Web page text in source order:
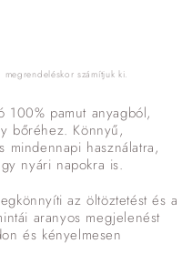
megrendeléskor számítjuk ki.
100% pamut anyagból,
bőréhez. Könnyű,
mindennapi használatra,
nyári napokra is.
az öltöztetést és a
aranyos megjelenést
és kényelmesen